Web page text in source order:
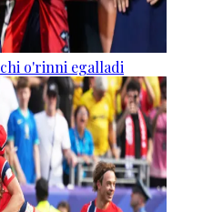
o'rinni egalladi